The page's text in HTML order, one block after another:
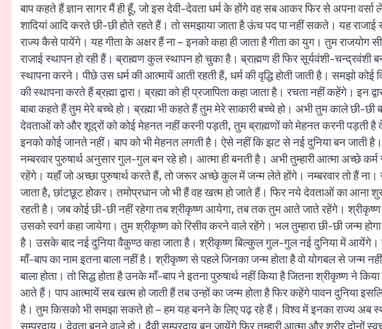
बाप कहते हैं ज्ञान सागर मैं ही हूँ, जो इस देवी-देवता धर्म के होंगे वह सब आकर फिर से अपना
शादियां आदि करते छी-छी होते रहते हैं। तो समझाया जाता है ऊंच पद पा नहीं सकते। यह राजाई
राज्य कैसे पायेंगे। यह गीता के अक्षर हैं ना – इनको कहा ही जाता है गीता का युग। तुम
राजाई स्थापन हो रही हैं। ब्राह्मण कुल स्थापन हो चुका है। ब्राह्मण ही फिर सूर्यवंशी-
स्थापना करने। पीछे उस धर्म की आत्मायें आती रहती हैं, धर्म की वृद्धि होती जाती है। समझो
की स्थापना करते हैं ब्रह्मा द्वारा। ब्रह्मा को ही प्रजापिता कहा जाता है। रचता नहीं कहेंगे।
बाबा कहते हैं तुम मेरे बच्चे हो। ब्रह्मा भी कहते हैं तुम मेरे साकारी बच्चे हो। अभी तुम काले छी-
देवताओं को और शूद्रों को कोई मेहनत नहीं करनी पड़ती, तुम ब्राह्मणों को मेहनत करनी पड़ती
इनको कोई जानते नहीं। बाप को भी मेहनत लगती है। ऐसे नहीं कि झट से नई दुनिया बन
नम्बरवार पुरुषार्थ अनुसार गुल-गुल बन रहे हो। आत्मा ही बनती है। अभी तुम्हारी आत्मा
रहेंगे। यहाँ जो अच्छा पुरुषार्थ करते हैं, तो जरूर अच्छे कुल में जन्म लेते होंगे। नम्बरवार तो हैं
जाता है, छांटछूट होकर। तमोप्रधान जो भी हैं वह खत्म हो जाते हैं। फिर नये देवताओं का आना
रहती है। जब कोई छी-छी नहीं रहेगा तब श्रीकृष्ण आयेगा, तब तक तुम आते जाते रहेंगे।
उसको स्वर्ग कहा जायेगा। तुम श्रीकृष्ण को रिसीव करने वाले रहेंगे। भल तुम्हारा छी-छी जन्म
है। उसके बाद नई दुनिया वैकुण्ठ कहा जाता है। श्रीकृष्ण बिल्कुल गुल-गुल नई दुनिया में आयेंगे।
माँ-बाप का नाम इतना बाला नहीं है। श्रीकृष्ण से पहले जिनका जन्म होता है वो योगबल से जन्म
बाला होता। तो सिद्ध होता है उनके माँ-बाप ने इतना पुरुषार्थ नहीं किया है जितना श्रीकृष्ण
आते हैं। पाप आत्मायें सब खत्म हो जाती हैं तब उन्हों का जन्म होता है फिर कहेंगे पावन दुनिया
है। तुम किसको भी समझा सकते हो – हम यह बनने के लिए पढ़ रहे हैं। विश्व में इनका राज्य अब